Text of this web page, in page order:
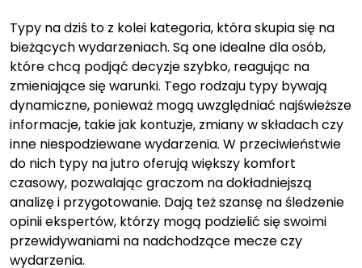
Typy na dziś to z kolei kategoria, która skupia się na
bieżących wydarzeniach. Są one idealne dla osób,
które chcą podjąć decyzje szybko, reagując na
zmieniające się warunki. Tego rodzaju typy bywają
dynamiczne, ponieważ mogą uwzględniać najświeższe
informacje, takie jak kontuzje, zmiany w składach czy
inne niespodziewane wydarzenia. W przeciwieństwie
do nich typy na jutro oferują większy komfort
czasowy, pozwalając graczom na dokładniejszą
analizę i przygotowanie. Dają też szansę na śledzenie
opinii ekspertów, którzy mogą podzielić się swoimi
przewidywaniami na nadchodzące mecze czy
wydarzenia.